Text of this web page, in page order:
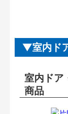
室内ド
室内ドア
商品